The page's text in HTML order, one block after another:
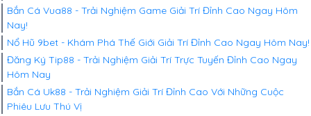
Bắn Cá Vua88 - Trải Nghiệm Game Giải Trí Đỉnh Cao Ngay Hôm
Nay!
Nổ Hũ 9bet - Khám Phá Thế Giới Giải Trí Đỉnh Cao Ngay Hôm Nay!
Đăng Ký Tip88 - Trải Nghiệm Giải Trí Trực Tuyến Đỉnh Cao Ngay
Hôm Nay
Bắn Cá Uk88 - Trải Nghiệm Giải Trí Đỉnh Cao Với Những Cuộc
Phiêu Lưu Thú Vị